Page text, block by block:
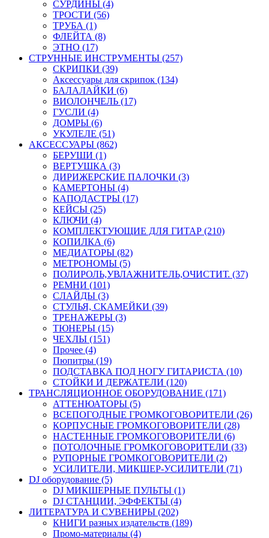
СУРДИНЫ (4)
ТРОСТИ (56)
ТРУБА (1)
ФЛЕЙТА (8)
ЭТНО (17)
СТРУННЫЕ ИНСТРУМЕНТЫ (257)
СКРИПКИ (39)
Аксессуары для скрипок (134)
БАЛАЛАЙКИ (6)
ВИОЛОНЧЕЛЬ (17)
ГУСЛИ (4)
ДОМРЫ (6)
УКУЛЕЛЕ (51)
АКСЕССУАРЫ (862)
БЕРУШИ (1)
ВЕРТУШКА (3)
ДИРИЖЕРСКИЕ ПАЛОЧКИ (3)
КАМЕРТОНЫ (4)
КАПОДАСТРЫ (17)
КЕЙСЫ (25)
КЛЮЧИ (4)
КОМПЛЕКТУЮЩИЕ ДЛЯ ГИТАР (210)
КОПИЛКА (6)
МЕДИАТОРЫ (82)
МЕТРОНОМЫ (5)
ПОЛИРОЛЬ,УВЛАЖНИТЕЛЬ,ОЧИСТИТ. (37)
РЕМНИ (101)
СЛАЙДЫ (3)
СТУЛЬЯ, СКАМЕЙКИ (39)
ТРЕНАЖЕРЫ (3)
ТЮНЕРЫ (15)
ЧЕХЛЫ (151)
Прочее (4)
Пюпитры (19)
ПОДСТАВКА ПОД НОГУ ГИТАРИСТА (10)
СТОЙКИ И ДЕРЖАТЕЛИ (120)
ТРАНСЛЯЦИОННОЕ ОБОРУДОВАНИЕ (171)
АТТЕНЮАТОРЫ (5)
ВСЕПОГОДНЫЕ ГРОМКОГОВОРИТЕЛИ (26)
КОРПУСНЫЕ ГРОМКОГОВОРИТЕЛИ (28)
НАСТЕННЫЕ ГРОМКОГОВОРИТЕЛИ (6)
ПОТОЛОЧНЫЕ ГРОМКОГОВОРИТЕЛИ (33)
РУПОРНЫЕ ГРОМКОГОВОРИТЕЛИ (2)
УСИЛИТЕЛИ, МИКШЕР-УСИЛИТЕЛИ (71)
DJ оборудование (5)
DJ МИКШЕРНЫЕ ПУЛЬТЫ (1)
DJ СТАНЦИИ, ЭФФЕКТЫ (4)
ЛИТЕРАТУРА И СУВЕНИРЫ (202)
КНИГИ разных издательств (189)
Промо-материалы (4)